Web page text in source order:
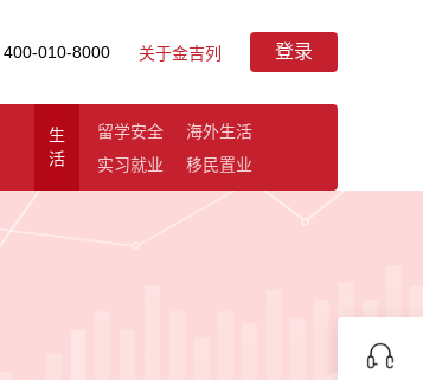
400-010-8000 关于金吉列 登录
生
活
留学安全
海外生活
实习就业
移民置业